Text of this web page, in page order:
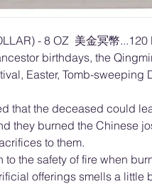
- 8 OZ 美金冥幣...120
birthdays, the
Easter, Tomb-sweeping
that the deceased could
they burned the Chinese
to them.
to the safety of fire when
offerings smells a little